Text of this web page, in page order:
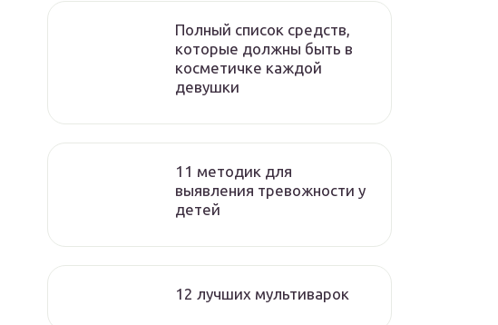
Полный список средств,
которые должны быть в
косметичке каждой
девушки
11 методик для
выявления тревожности у
детей
12 лучших мультиварок